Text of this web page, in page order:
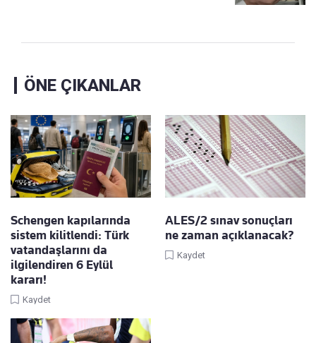
ÖNE ÇIKANLAR
Schengen kapılarında
sistem kilitlendi: Türk
vatandaşlarını da
ilgilendiren 6 Eylül
kararı!
Kaydet
ALES/2 sınav sonuçları
ne zaman açıklanacak?
Kaydet